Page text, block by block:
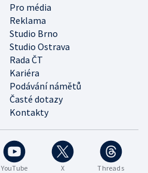
YouTube X Threads
Pro média
Reklama
Studio Brno
Studio Ostrava
Rada ČT
Kariéra
Podávání námětů
Časté dotazy
Kontakty